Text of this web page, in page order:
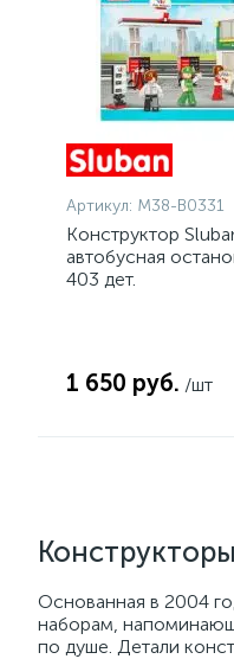
Артикул: M38-B0331
Конструктор
автобусная
403 дет.
1 650 руб. /шт
Основанная в 2004
наборам,
по душе. Детали